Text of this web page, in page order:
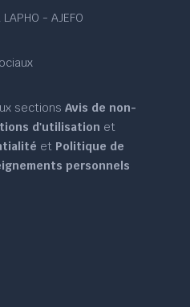
- AJEFO
sectionsAvis de non-
d'utilisation et
et Politique de
personnels